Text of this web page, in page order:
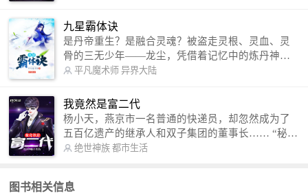
信公众号：善良的蜜蜂后援会）
九星霸体诀
是丹帝重生？是融合灵魂？被盗走灵根、灵血、灵
骨的三无少年——龙尘，凭借着记忆中的炼丹神
术，修行神秘功法九星霸体诀，拨开重重迷雾，解
勾搭各色美女，镇压恶鬼邪神。 江湖传闻：龙
尘一到，地吼天啸。龙尘一出，鬼泣神哭。 本
故事纯属虚构，如有雷同，那就是真事儿，想要对
号入座，抓紧时间进群：487963015 微信公众号：
平凡魔术师 异界大陆
我竟然是富二代
杨小天，燕京市一名普通的快递员，却忽然成为了
五百亿遗产的继承人和双子集团的董事长…… “秘
书，给我定制一套百亿富翁的吃喝住行标准！” “好
呢？” “回杨总，开车太堵，已经给你安排了直升
绝世神族 都市生活
图书相关信息